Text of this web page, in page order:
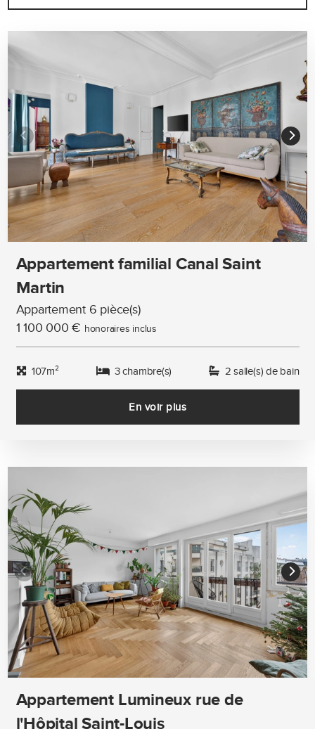
Appartement familial Canal Saint
Martin
Appartement 6 pièce(s)
1 100 000 € honoraires inclus
107m² 3 chambre(s) 2 salle(s) de bain
En voir plus
Appartement Lumineux rue de
l'Hôpital Saint-Louis